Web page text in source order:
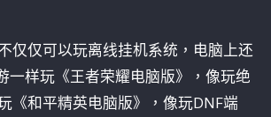
仅仅可以玩离线挂机系统，电脑上还
一样玩《王者荣耀电脑版》，像玩绝
《和平精英电脑版》，像玩DNF端